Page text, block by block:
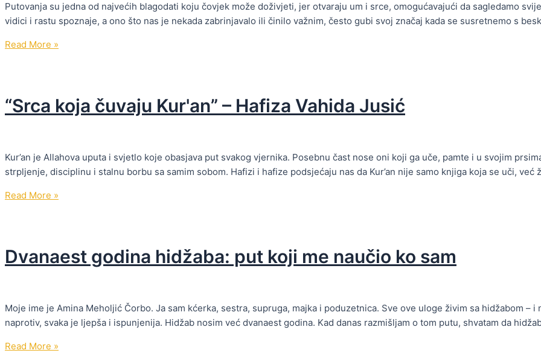
Putovanja su jedna od najvećih blagodati koju čovjek može doživjeti, jer otvaraju um i srce, omogućavajući da sagledamo
vidici i rastu spoznaje, a ono što nas je nekada zabrinjavalo ili činilo važnim, često gubi svoj značaj kada se susretnemo s
Putujte,
Read More »
“Srca koja čuvaju Kur'an” – Hafiza Vahida Jusić
Kur’an je Allahova uputa i svjetlo koje obasjava put svakog vjernika. Posebnu čast nose oni koji ga uče, pamte i u svojim
strpljenje, disciplinu i stalnu borbu sa samim sobom. Hafizi i hafize podsjećaju nas da Kur’an nije samo knjiga koja se uči, već
“Srca
–
Hafiza
Read More »
Dvanaest godina hidžaba: put koji me naučio ko sam
Moje ime je Amina Meholjić Čorbo. Ja sam kćerka, sestra, supruga, majka i poduzetnica. Sve ove uloge živim sa hidžabom –
naprotiv, svaka je ljepša i ispunjenija. Hidžab nosim već dvanaest godina. Kad danas razmišljam o tom putu, shvatam da
Dvanaest
Read More »